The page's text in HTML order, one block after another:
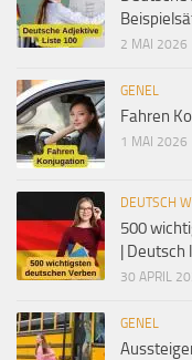
2 MAI 2026
GENEL
Fahren
1 MAI 2026
DEUTSCH
500
| Deutsch
30 APRIL
GENEL